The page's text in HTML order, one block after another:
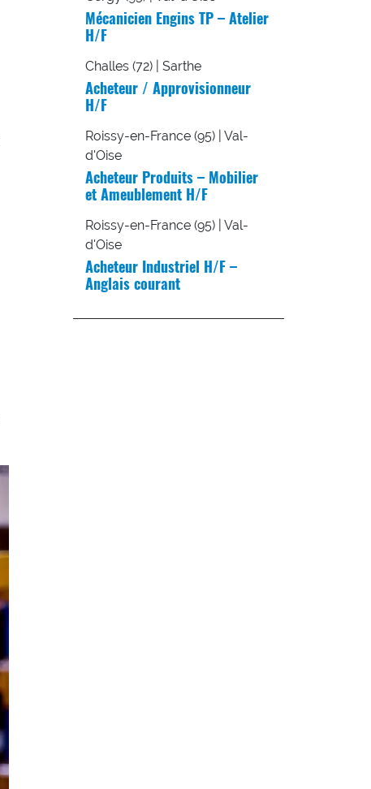
Mécanicien Engins TP – Atelier
H/F
Challes (72) | Sarthe
Acheteur / Approvisionneur
H/F
Roissy-en-France (95) | Val-
d'Oise
Acheteur Produits – Mobilier
et Ameublement H/F
Roissy-en-France (95) | Val-
d'Oise
Acheteur Industriel H/F –
Anglais courant